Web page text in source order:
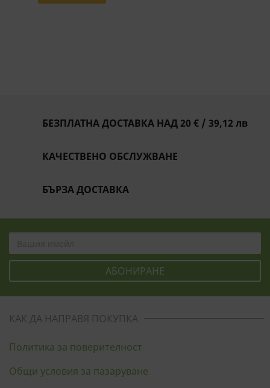
БЕЗПЛАТНА ДОСТАВКА НАД 20 € / 39,12 лв
КАЧЕСТВЕНО ОБСЛУЖВАНЕ
БЪРЗА ДОСТАВКА
КАК ДА НАПРАВЯ ПОКУПКА
Политика за поверителност
Общи условия за пазаруване